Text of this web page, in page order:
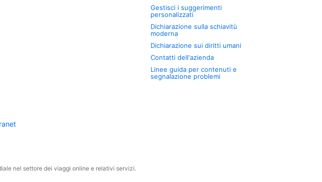
Gestisci i suggerimenti
personalizzati
Dichiarazione sulla schiavitù
moderna
Dichiarazione sui diritti umani
Contatti dell'azienda
Linee guida per contenuti e
segnalazione problemi
nel settore dei viaggi online e relativi servizi.